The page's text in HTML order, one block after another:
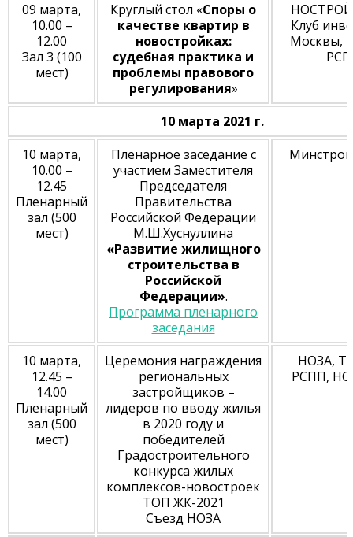
09 марта,
10.00 –
12.00
Зал 3 (100
мест)
Круглый стол «Споры о
качестве квартир в
новостройках:
судебная практика и
проблемы правового
регулирования»
Клуб
Москвы,
10 марта 2021 г.
10 марта,
10.00 –
12.45
Пленарный
зал (500
мест)
Пленарное заседание с
участием Заместителя
Председателя
Правительства
Российской Федерации
М.Ш.Хуснуллина
«Развитие жилищного
строительства в
Российской
Федерации».
Программа пленарного
заседания
10 марта,
12.45 –
14.00
Пленарный
зал (500
мест)
Церемония награждения
региональных
застройщиков –
лидеров по вводу жилья
в 2020 году и
победителей
Градостроительного
конкурса жилых
комплексов-новостроек
ТОП ЖК-2021
Съезд НОЗА
НОЗА,
РСПП,